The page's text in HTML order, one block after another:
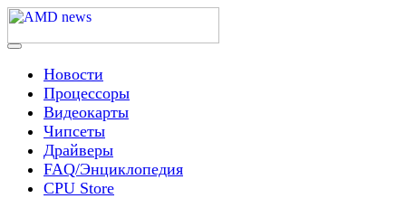
Skip
content
AMD news
Menu
Новости
Процессоры
Видеокарты
Чипсеты
Драйверы
FAQ/Энциклопедия
CPU Store